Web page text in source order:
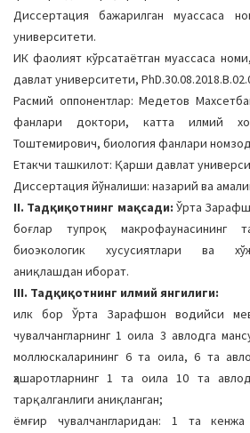
Диссертация бажарилган муассаса
университети.
ИК фаолият кўрсатаётган муассаса
давлат университети,
Расмий оппонентлар: Медетов
фанлари доктори, катта илмий
Тоштемирович, биология фанлари
Етакчи ташкилот: Қарши давлат
Диссертация йўналиши: назарий ва
II. Тадқиқотнинг мақсади: Ўрта
боғлар тупроқ макрофаунасининг
биоэкологик хусусиятлари ва
аниқлашдан иборат.
III. Тадқиқотнинг илмий янгилиги:
илк бор Ўрта Зарафшон водийси
чувалчангларнинг 1 оила 3 авлодга
моллюскаларининг 6 та оила, 6 та
ҳашаротларнинг 1 та оила 10 та
тарқалганлиги аниқланган;
ёмғир чувалчангларидан: 1 та